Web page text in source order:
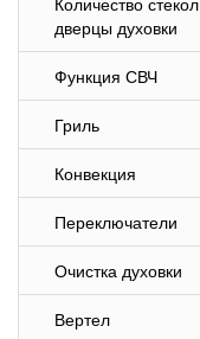
Количество стекол
дверцы духовки
Функция СВЧ
Гриль
Конвекция
Переключатели
Очистка духовки
Вертел